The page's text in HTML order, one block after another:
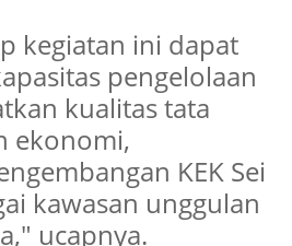
kegiatan ini dapat
pengelolaan
kualitas tata
ekonomi,
KEK Sei
kawasan unggulan
ucapnya.